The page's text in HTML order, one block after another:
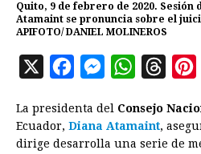
Quito, 9 de febrero de 2020. Sesión
Atamaint se pronuncia sobre el
APIFOTO/ DANIEL MOLINEROS
X
c
e
M
s
s
W
a
t
r
e
t
La presidenta del Consejo
Ecuador, Diana Atamaint,
dirige desarrolla una serie de